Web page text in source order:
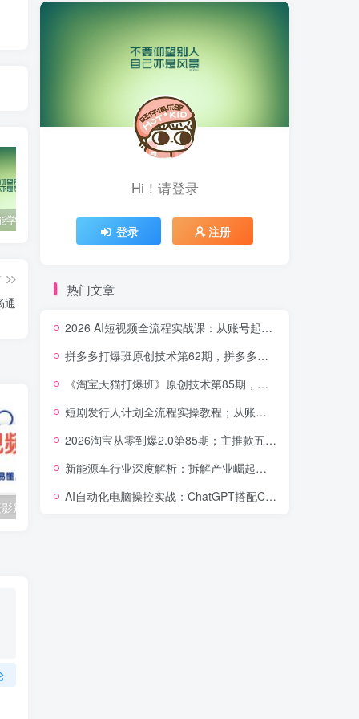
这些技巧帮你成为自媒体运营大师！
通
（10247期）摄影短视频入门课（适合零基础）：通俗易懂，只有干货（11节课） 抖音口播带货教程，全网销量百万大V亲授，只讲实操干活，更快拿到结果
Hi！请登录
登录 注册
热门文章
2026 AI短视频全流程实战课：从账号起号到爆款内容生产，掌握AI创作、数字人、带货变现全链路玩法
拼多多打爆班原创技术第62期，拼多多双打强付费，原创起店技术，稳权重高投产
《淘宝天猫打爆班》原创技术第85期，淘宝从0到爆2.0，权重搭建、销量破零、多维组合玩法、全周期起量投产实操教程
短剧发行人计划全流程实操教程；从账号定位到选剧剪辑再到发布技巧，零基础也能快速上手出单
2026淘宝从零到爆2.0第85期；主推款五项高权重初始设置，改销量评晒秒单快速破零积累基础权重
新能源车行业深度解析：拆解产业崛起根源，剖析行业内卷与海外贸易争端现状
AI自动化电脑操控实战：ChatGPT搭配Codex，一键指令远程自动操控电脑完成工作